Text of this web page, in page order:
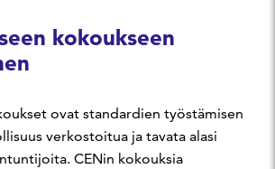
kokoukseen
ovat standardien työstämisen
verkostoitua ja tavata alasi
CENin kokouksia